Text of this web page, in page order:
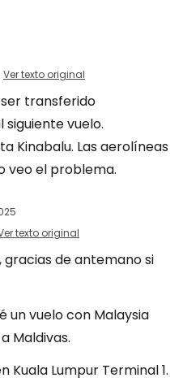
Ver texto original
transferido
vuelo.
Kinabalu. Las aerolíneas
veo el problema.
texto original
gracias de antemano si
un vuelo con Malaysia
Maldivas.
Kuala Lumpur Terminal 1.